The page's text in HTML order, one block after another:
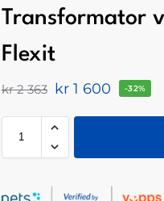
Transformator
Flexit
kr2 363 kr1 600 -32%